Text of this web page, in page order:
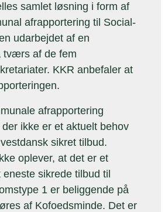
samlet løsning i form af
afrapportering til Social-
udarbejdet af en
tværs af de fem
KKR anbefaler at
afrapportering
ikke er et aktuelt behov
sikret tilbud.
oplever, at det er et
sikrede tilbud til
1 er beliggende på
af Kofoedsminde. Det er